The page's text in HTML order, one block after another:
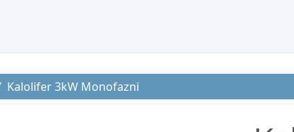
Kalolifer 3kW Monofazni